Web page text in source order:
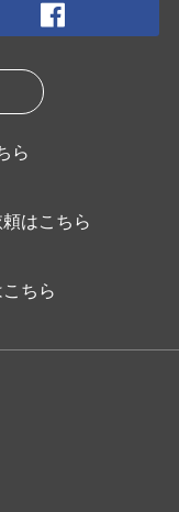
ら
はこちら
ちら